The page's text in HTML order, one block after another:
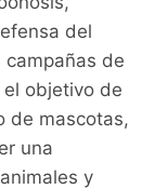
del
de
objetivo de
de mascotas,
una
y